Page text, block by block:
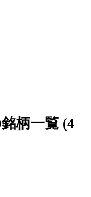
柄一覧 (4